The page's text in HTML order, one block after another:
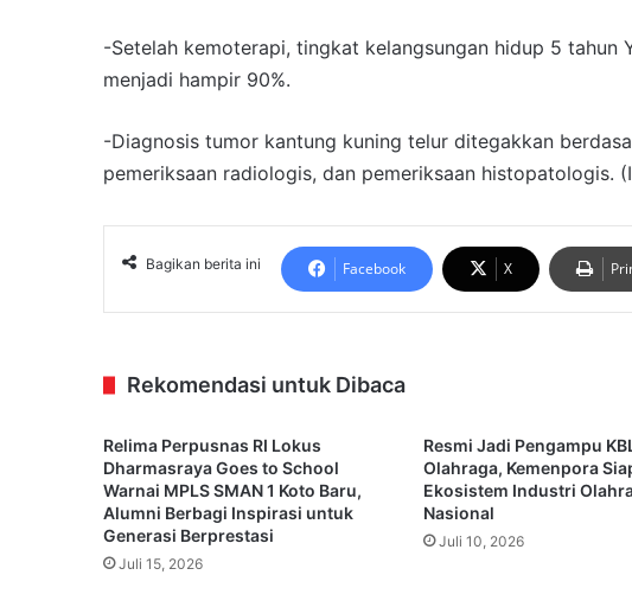
-Setelah kemoterapi, tingkat kelangsungan hidup 5 tahun
menjadi hampir 90%.
-Diagnosis tumor kantung kuning telur ditegakkan
pemeriksaan radiologis, dan pemeriksaan histopatologis.
Bagikan berita ini Facebook X
Rekomendasi untuk Dibaca
Relima Perpusnas RI Lokus
Dharmasraya Goes to School
Warnai MPLS SMAN 1 Koto Baru,
Alumni Berbagi Inspirasi untuk
Generasi Berprestasi
Juli 15, 2026
Resmi Jadi Pengampu
Olahraga, Kemenpora
Ekosistem Industri
Nasional
Juli 10, 2026